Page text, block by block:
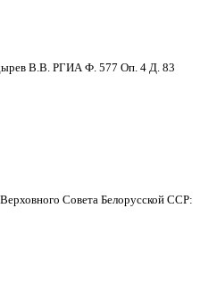
В.В. РГИА Ф. 577 Оп. 4 Д. 83
Совета Белорусской ССР: